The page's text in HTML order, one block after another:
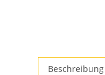
Beschreibung